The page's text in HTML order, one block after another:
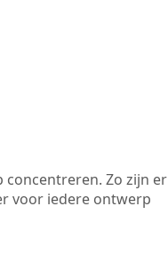
concentreren. Zo zijn er
voor iedere ontwerp